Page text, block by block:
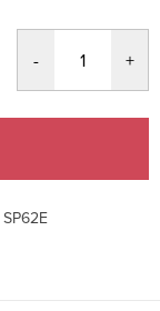
SP62E